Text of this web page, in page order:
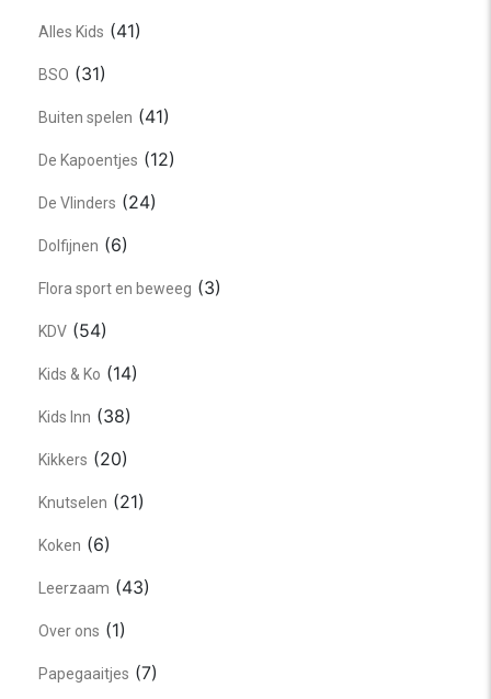
Alles Kids (41)
BSO (31)
Buiten spelen (41)
De Kapoentjes (12)
De Vlinders (24)
Dolfijnen (6)
Flora sport en beweeg (3)
KDV (54)
Kids & Ko (14)
Kids Inn (38)
Kikkers (20)
Knutselen (21)
Koken (6)
Leerzaam (43)
Over ons (1)
Papegaaitjes (7)